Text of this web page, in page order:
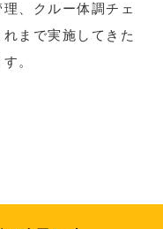
、クルー体調チェ
まで実施してきた
。